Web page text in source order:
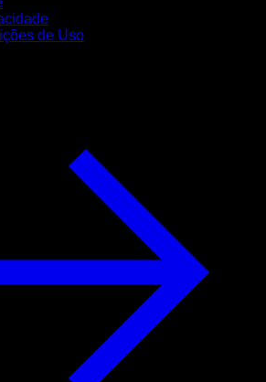
de Uso